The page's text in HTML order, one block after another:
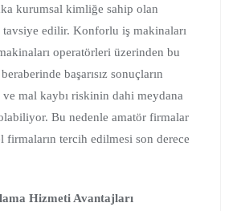
kurumsal kimliğe sahip olan
tavsiye edilir. Konforlu iş makinaları
operatörleri üzerinden bu
başarısız sonuçların
ve mal kaybı riskinin dahi meydana
Bu nedenle amatör firmalar
firmaların tercih edilmesi son derece
Hizmeti Avantajları